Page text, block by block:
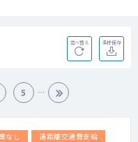
並べ替え 条件保存
5
なし
遠距離交通費支給